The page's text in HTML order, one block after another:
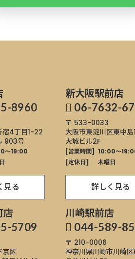
8960
宿4丁目1−22
903号
～19:00
見る
新大阪駅前店
06-7632-
〒 533-0033
大阪市東淀川区東中島
大城ビル2F
[営業時間] 10:00～
[定休日]
木曜日
詳しく見る
店
5709
京区
川崎駅前店
044-589-
〒 210-0006
神奈川県川崎市川崎区